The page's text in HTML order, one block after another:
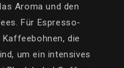
Aroma und den
Für Espresso-
die
um ein intensives